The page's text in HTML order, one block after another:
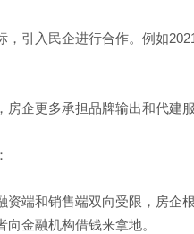
，引入民企进行合作。例如
房企更多承担品牌输出和代建
资端和销售端双向受限，房
金融机构借钱来拿地。